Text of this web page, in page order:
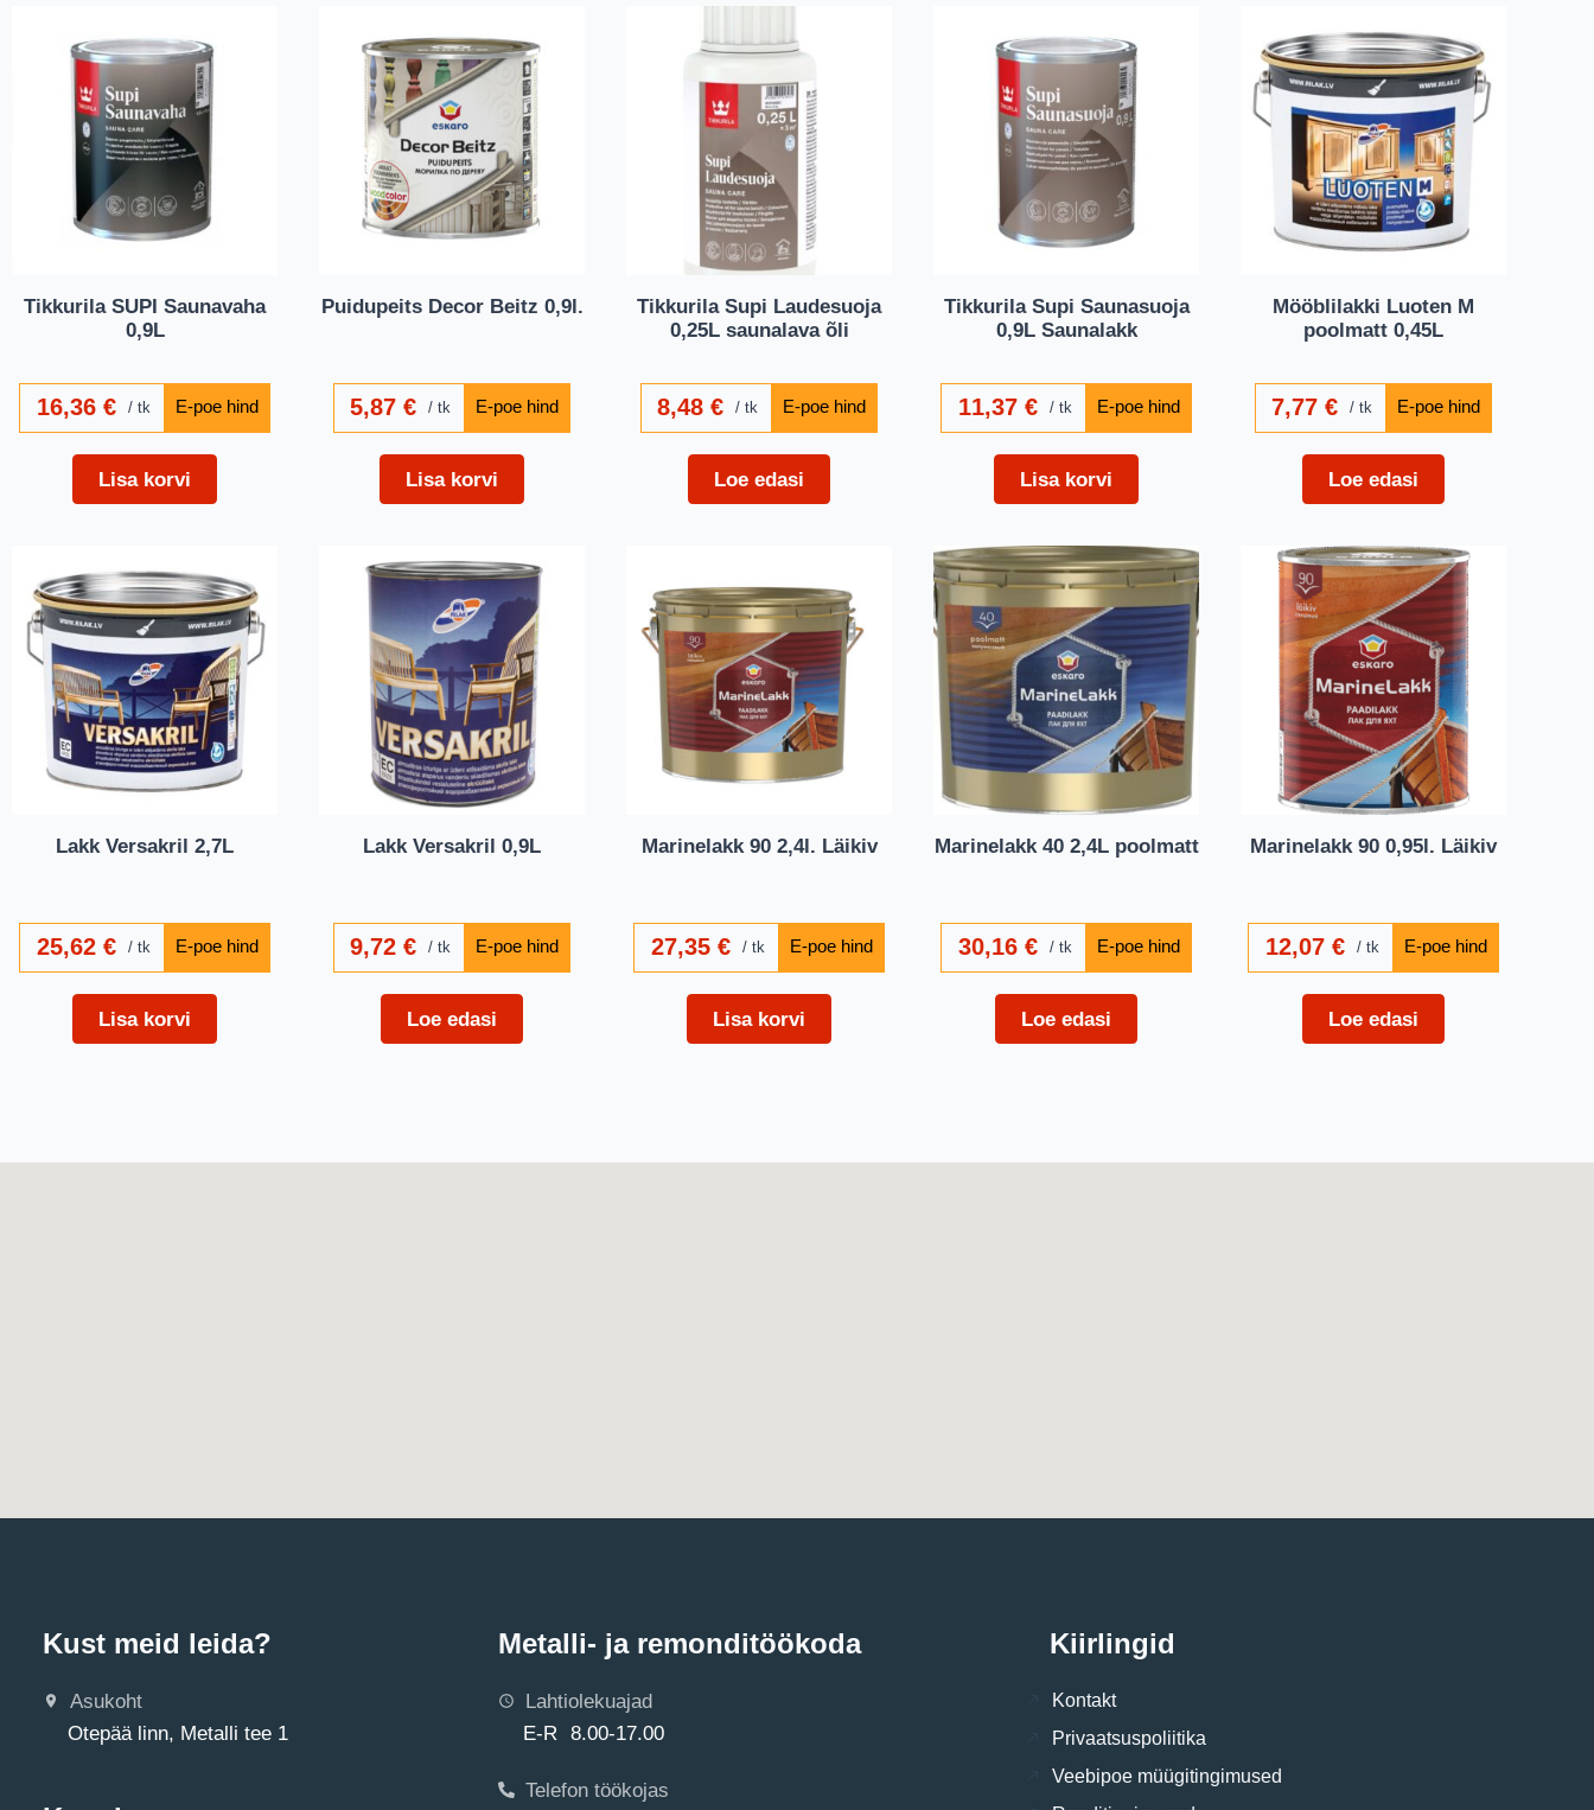
Tikkurila SUPI Saunavaha
0,9L
16,36 € tk
Lisa korvi
Puidupeits Decor Beitz 0,9l.
5,87€ tk
Lisa korvi
Tikkurila Supi Laudesuoja
0,25L saunalava õli
8,48€ tk
Loe edasi
Tikkurila Supi Saunasuoja
0,9L Saunalakk
11,37 € tk
Lisa korvi
Mööblilakki Luoten M
poolmatt 0,45L
7,77€ tk
Loe edasi
Lakk Versakril 2,7L
25,62 € tk
Lisa korvi
Lakk Versakril 0,9L
9,72€ tk
Loe edasi
Marinelakk 90 2,4l. Läikiv
27,35 € tk
Lisa korvi
Marinelakk 40 2,4L poolmatt
30,16 € tk
Loe edasi
Marinelakk 90 0,95l. Läikiv
12,07 € tk
Loe edasi
Kust meid leida?
Asukoht
Otepää linn, Metalli tee 1
Metalli- ja remonditöökoda
Lahtiolekuajad
E-R 8.00-17.00
Telefon töökojas
Kiirlingid
Kontakt
Privaatsuspoliitika
Veebipoe müügitingimused